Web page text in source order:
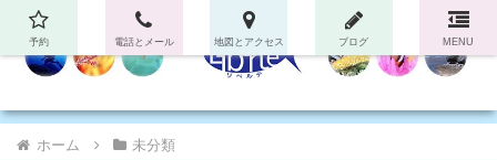
ホーム 未分類
予約 電話とメール 地図とアクセス ブログ MENU